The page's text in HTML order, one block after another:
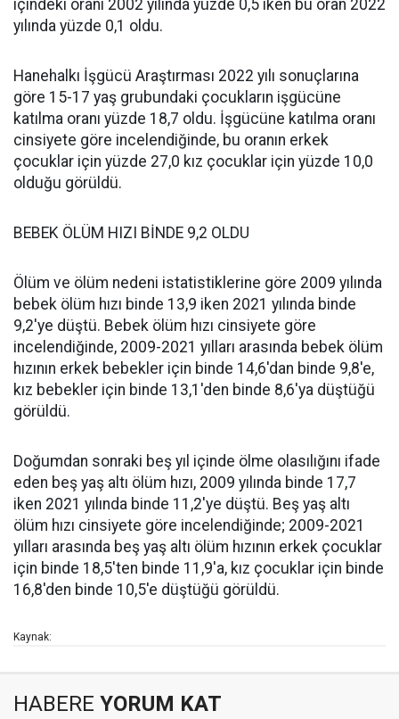
içindeki oranı 2002 yılında yüzde 0,5 iken bu oran 2022
yılında yüzde 0,1 oldu.
Hanehalkı İşgücü Araştırması 2022 yılı sonuçlarına
göre 15-17 yaş grubundaki çocukların işgücüne
katılma oranı yüzde 18,7 oldu. İşgücüne katılma oranı
cinsiyete göre incelendiğinde, bu oranın erkek
çocuklar için yüzde 27,0 kız çocuklar için yüzde 10,0
olduğu görüldü.
BEBEK ÖLÜM HIZI BİNDE 9,2 OLDU
Ölüm ve ölüm nedeni istatistiklerine göre 2009 yılında
bebek ölüm hızı binde 13,9 iken 2021 yılında binde
9,2'ye düştü. Bebek ölüm hızı cinsiyete göre
incelendiğinde, 2009-2021 yılları arasında bebek ölüm
hızının erkek bebekler için binde 14,6'dan binde 9,8'e,
kız bebekler için binde 13,1'den binde 8,6'ya düştüğü
görüldü.
Doğumdan sonraki beş yıl içinde ölme olasılığını ifade
eden beş yaş altı ölüm hızı, 2009 yılında binde 17,7
iken 2021 yılında binde 11,2'ye düştü. Beş yaş altı
ölüm hızı cinsiyete göre incelendiğinde; 2009-2021
yılları arasında beş yaş altı ölüm hızının erkek çocuklar
için binde 18,5'ten binde 11,9'a, kız çocuklar için binde
16,8'den binde 10,5'e düştüğü görüldü.
Kaynak:
HABERE YORUM KAT